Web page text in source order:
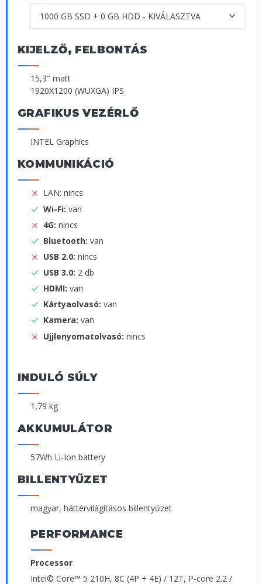
KIJELZŐ, FELBONTÁS
15,3" matt
1920X1200 (WUXGA) IPS
GRAFIKUS VEZÉRLŐ
INTEL Graphics
KOMMUNIKÁCIÓ
LAN: nincs
Wi-Fi: van
4G: nincs
Bluetooth: van
USB 2.0: nincs
USB 3.0: 2 db
HDMI: van
Kártyaolvasó: van
Kamera: van
Ujjlenyomatolvasó: nincs
INDULÓ SÚLY
1,79 kg
AKKUMULÁTOR
57Wh Li-Ion battery
BILLENTYŰZET
magyar, háttérvilágításos billentyűzet
PERFORMANCE
Processor
Intel© Core™ 5 210H, 8C (4P + 4E) / 12T, P-core 2.2 /